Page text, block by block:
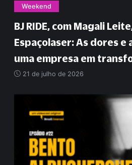
Weekend
BJ RIDE, com Magali
Espaçolaser: As dores e
uma empresa em
21 de julho de 2026